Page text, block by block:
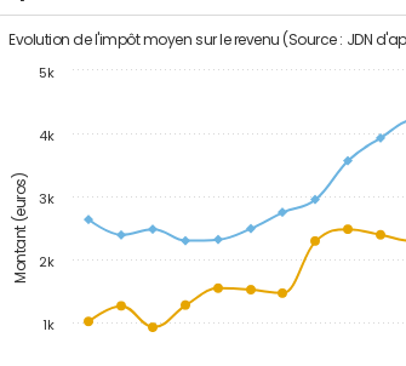
Montant (euros)
Evolution de l'impôt moyen sur le revenu (Source : JDN
1k
2k
3k
4k
5k